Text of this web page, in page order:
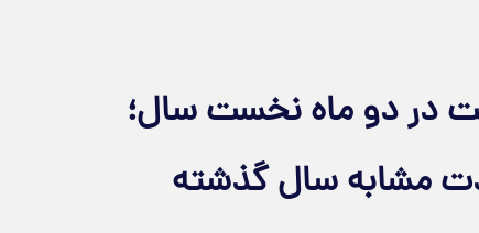
بانک ملت در دو ماه نخست سال؛